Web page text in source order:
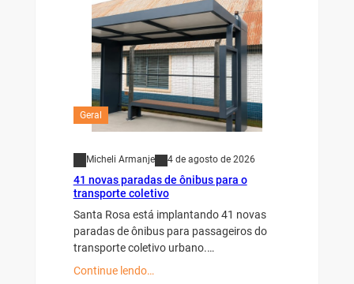
Geral
Micheli Armanje 4 de agosto de 2026
41 novas paradas de ônibus para o
transporte coletivo
Santa Rosa está implantando 41 novas
paradas de ônibus para passageiros do
transporte coletivo urbano.…
Continue lendo…